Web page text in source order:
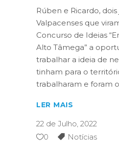
Rúben e Ricardo,
Valpacenses que
Concurso de Ideias
Alto Tâmega” a
trabalhar a ideia de
tinham para o
trabalharam e foram
LER MAIS
22 de Julho, 2022
0
Notícias